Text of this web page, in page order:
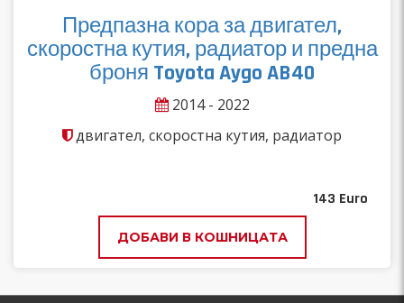
Предпазна кора за двигател,
скоростна кутия, радиатор и предна
броня Toyota Aygo AB40
2014 - 2022
двигател, скоростна кутия, радиатор
143 Euro
ДОБАВИ В КОШНИЦАТА